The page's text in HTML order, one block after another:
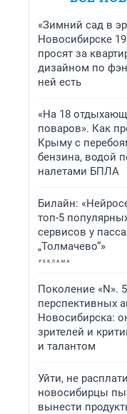
«Зимний сад в
Новосибирске
просят за
дизайном по
ней есть
«На 18
поваров». Как
Крыму с
бензина, водой
налетами БПЛА
Билайн:
топ-5
сервисов у
„Толмачево“»
Поколение «N».
перспективных
Новосибирска:
зрителей и
и талантом
Уйти, не
новосибирцы
вынести